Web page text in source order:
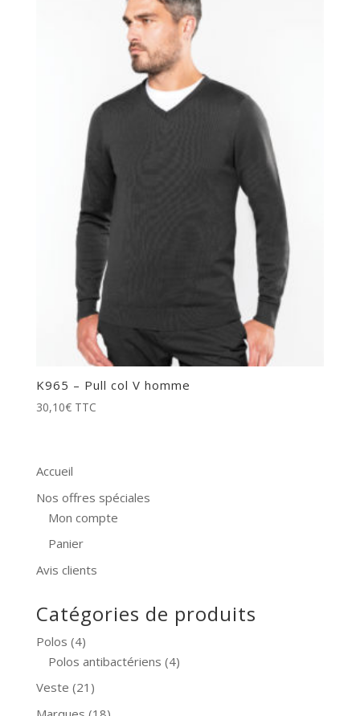
K965 – Pull col V homme
30,10€ TTC
Accueil
Nos offres spéciales
Mon compte
Panier
Avis clients
Catégories de produits
Polos (4)
Polos antibactériens (4)
Veste (21)